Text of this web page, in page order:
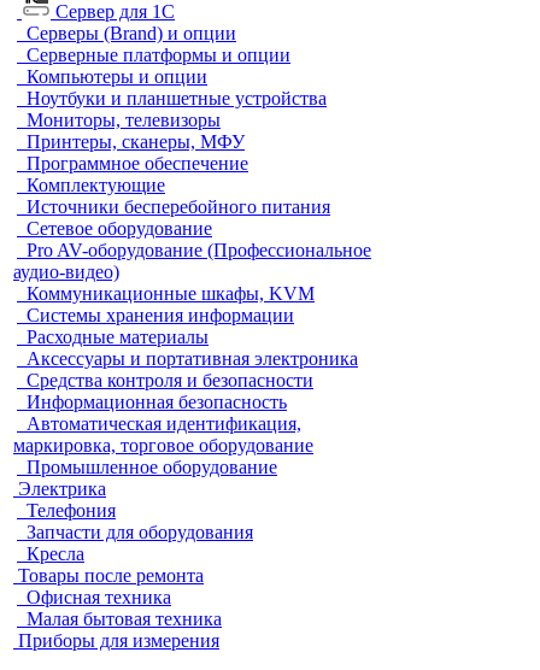
Сервер для 1С
Серверы (Brand) и опции
Серверные платформы и опции
Компьютеры и опции
Ноутбуки и планшетные устройства
Мониторы, телевизоры
Принтеры, сканеры, МФУ
Программное обеспечение
Комплектующие
Источники бесперебойного питания
Сетевое оборудование
Pro AV-оборудование (Профессиональное
аудио-видео)
Коммуникационные шкафы, KVM
Системы хранения информации
Расходные материалы
Аксессуары и портативная электроника
Средства контроля и безопасности
Информационная безопасность
Автоматическая идентификация,
маркировка, торговое оборудование
Промышленное оборудование
Электрика
Телефония
Запчасти для оборудования
Кресла
Товары после ремонта
Офисная техника
Малая бытовая техника
Приборы для измерения